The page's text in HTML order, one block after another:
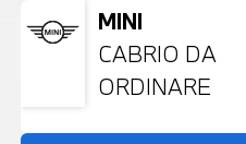
MINI
CABRIO DA
ORDINARE